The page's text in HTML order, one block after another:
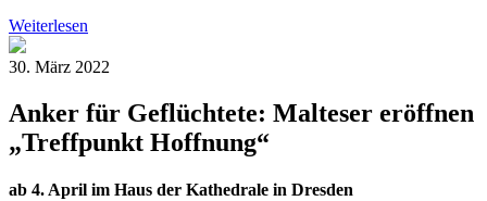
Weiterlesen
30. März 2022
Anker für Geflüchtete: Malteser eröffnen
„Treffpunkt Hoffnung“
ab 4. April im Haus der Kathedrale in Dresden